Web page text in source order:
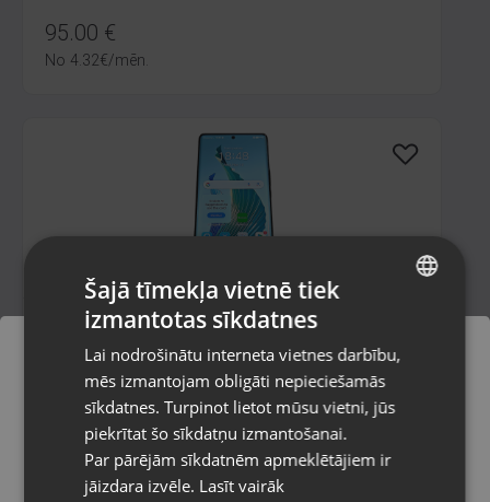
95.00 €
No 4.32€/mēn.
Honor Magic 5 Lite (RMO-NX1) 128 GB
Rīga, Aleksandra Čaka iela 108-601
Stāvoklis Lietots (Garantija 6 mēneši)
95.00€
/mēn.
Pasūtījumi tiks piegādāti uz
izvēlēto valsti
Vietnes saturs būs attēlots izvēlētajā
RUSSIAN
Šajā tīmekļa vietnē tiek
izmantotas sīkdatnes
Lai nodrošinātu interneta vietnes darbību,
mēs izmantojam obligāti nepieciešamās
sīkdatnes. Turpinot lietot mūsu vietni, jūs
piekrītat šo sīkdatņu izmantošanai.
Par pārējām sīkdatnēm apmeklētājiem ir
jāizdara izvēle. Lasīt vairāk